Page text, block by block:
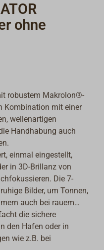
ohne
robustem Makrolon®-
Kombination mit einer
wellenartigen
Handhabung auch
einmal eingestellt,
in 3D-Brillanz von
Die 7-
Bilder, um Tonnen,
auch bei rauem
die sichere
den Hafen oder in
wie z.B. bei